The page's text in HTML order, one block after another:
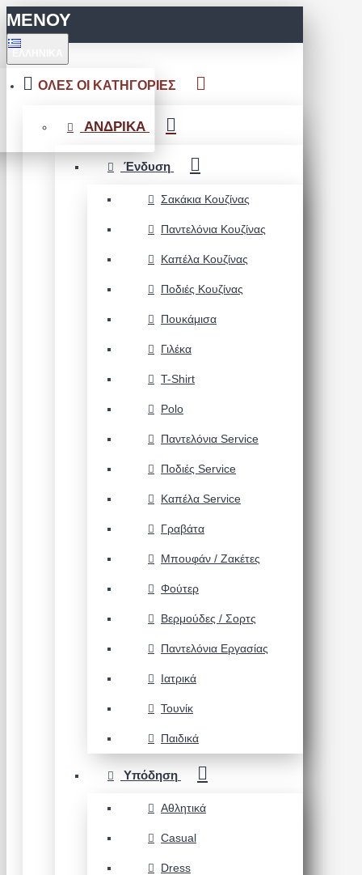
ΜΕΝΟΥ
ΟΛΕΣ ΟΙ ΚΑΤΗΓΟΡΙΕΣ
ΑΝΔΡΙΚΑ
Ένδυση
Σακάκια Κουζίνας
Παντελόνια Κουζίνας
Καπέλα Κουζίνας
Ποδιές Κουζίνας
Πουκάμισα
Γιλέκα
T-Shirt
Polo
Παντελόνια Service
Ποδιές Service
Καπέλα Service
Γραβάτα
Μπουφάν / Ζακέτες
Φούτερ
Βερμούδες / Σορτς
Παντελόνια Εργασίας
Ιατρικά
Τουνίκ
Παιδικά
Υπόδηση
Αθλητικά
Casual
Dress